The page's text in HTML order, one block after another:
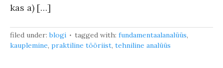
kas a) […]
filed under:blogi tagged with: fundamentaalanalüüs,
kauplemine, praktiline tööriist, tehniline analüüs